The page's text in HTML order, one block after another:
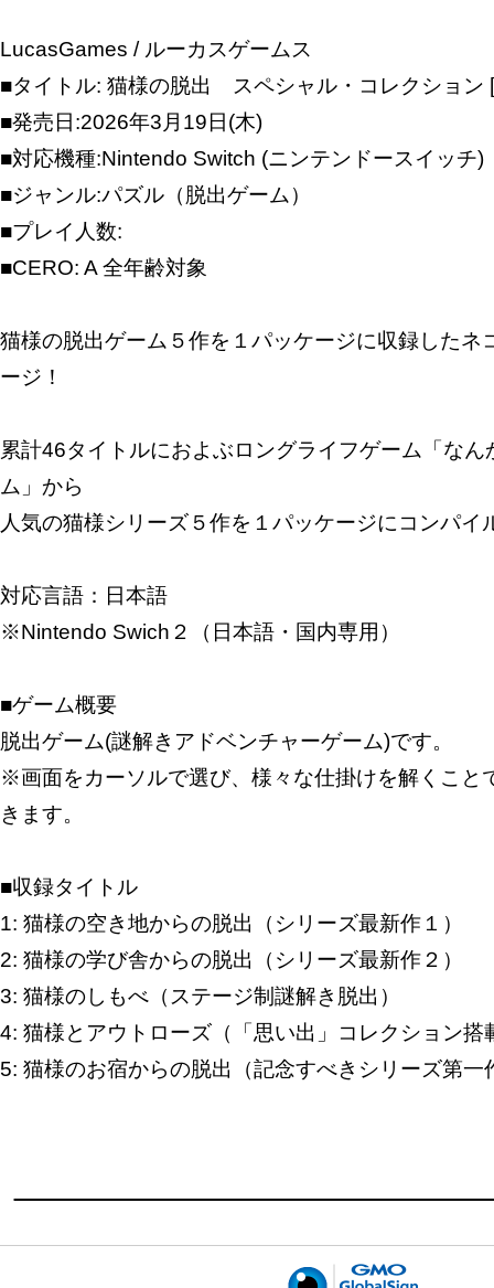
LucasGames / ルーカスゲームス
■タイトル: 猫様の脱出 スペシャル・コレクション
■発売日:2026年3月19日(木)
■対応機種:Nintendo Switch (ニンテンドースイッチ)
■ジャンル:パズル（脱出ゲーム）
■プレイ人数:
■CERO: A 全年齢対象
猫様の脱出ゲーム５作を１パッケージに収録したネ
ージ！
累計46タイトルにおよぶロングライフゲーム「なん
ム」から
人気の猫様シリーズ５作を１パッケージにコンパイ
対応言語：日本語
※Nintendo Swich２（日本語・国内専用）
■ゲーム概要
脱出ゲーム(謎解きアドベンチャーゲーム)です。
※画面をカーソルで選び、様々な仕掛けを解くこと
きます。
■収録タイトル
1: 猫様の空き地からの脱出（シリーズ最新作１）
2: 猫様の学び舎からの脱出（シリーズ最新作２）
3: 猫様のしもべ（ステージ制謎解き脱出）
4: 猫様とアウトローズ（「思い出」コレクション搭
5: 猫様のお宿からの脱出（記念すべきシリーズ第一